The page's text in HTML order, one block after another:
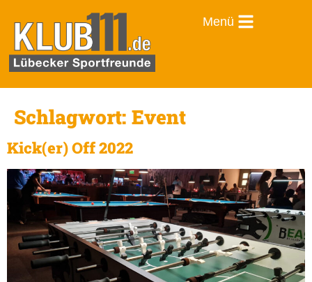
Menü
Schlagwort: Event
Kick(er) Off 2022